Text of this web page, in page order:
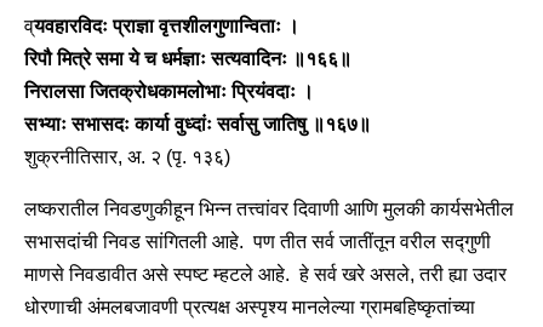
व्यवहारविदः प्राज्ञा वृत्तशीलगुणान्विताः ।
रिपौ मित्रे समा ये च धर्मज्ञाः सत्यवादिनः ॥१६६॥
निरालसा जितक्रोधकामलोभाः प्रियंवदाः ।
सभ्याः सभासदः कार्या वुध्दांः सर्वासु जातिषु ॥१६७॥
शुक्रनीतिसार, अ. २ (पृ. १३६)
लष्करातील निवडणुकीहून भिन्न तत्त्वांवर दिवाणी आणि मुलकी कार्यसभेतील
सभासदांची निवड सांगितली आहे. पण तीत सर्व जातींतून वरील सद्गुणी
माणसे निवडावीत असे स्पष्ट म्हटले आहे. हे सर्व खरे असले, तरी ह्या उदार
धोरणाची अंमलबजावणी प्रत्यक्ष अस्पृश्य मानलेल्या ग्रामबहिष्कृतांच्या